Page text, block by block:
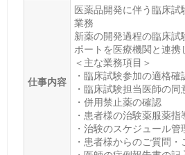
仕事内容
医薬品開発に伴う臨床試
業務
新薬の開発過程の臨床試
ポートを医療機関と連携
＜主な業務項目＞
・臨床試験参加の適格確
・臨床試験担当医師の
・併用禁止薬の確認
・患者様の治験薬服薬指
・治験のスケジュール管
・患者様からのご質問・